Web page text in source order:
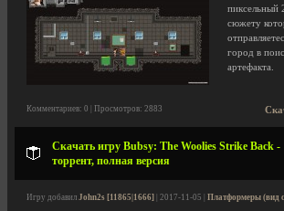
пиксельный
сюжету
город в
артефакта.
Комментариев: 0 | Просмотров: 2883
Скачать игру Bubsy: The Woolies Strike Back -
торрент, полная версия
Игру добавил John2s [11865|1666] | 2017-11-05 | Платформеры (вид